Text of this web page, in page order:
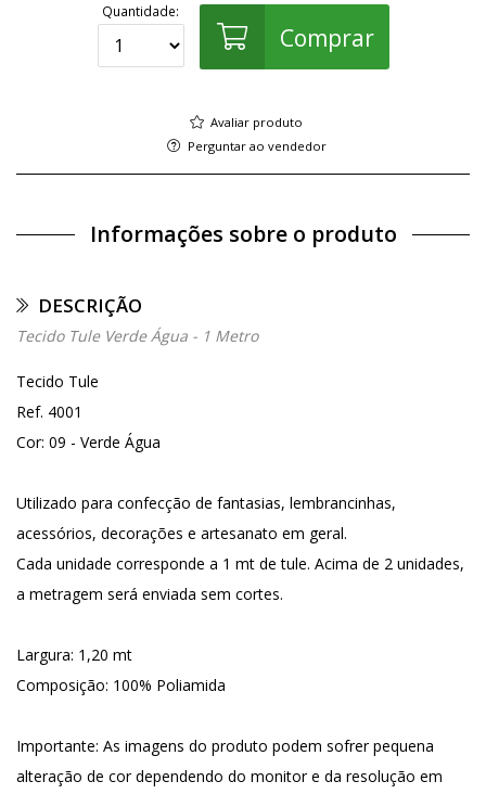
Quantidade:
Comprar
Avaliar produto
Perguntar ao vendedor
Informações sobre o produto
DESCRIÇÃO
Tecido Tule Verde Água - 1 Metro
Tecido Tule
Ref. 4001
Cor: 09 - Verde Água
Utilizado para confecção de fantasias, lembrancinhas,
acessórios, decorações e artesanato em geral.
Cada unidade corresponde a 1 mt de tule. Acima de 2 unidades,
a metragem será enviada sem cortes.
Largura: 1,20 mt
Composição: 100% Poliamida
Importante: As imagens do produto podem sofrer pequena
alteração de cor dependendo do monitor e da resolução em